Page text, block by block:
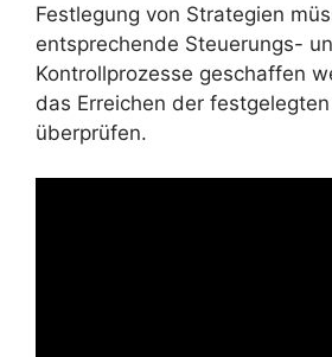
Festlegung von Strategien
entsprechende Steuerungs-
Kontrollprozesse geschaffen
das Erreichen der
überprüfen.